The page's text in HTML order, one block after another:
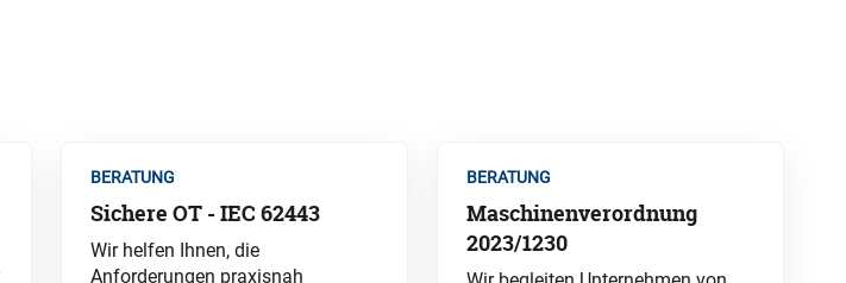
BERATUNG
Sichere OT - IEC 62443
Wir helfen Ihnen, die
Anforderungen praxisnah
BERATUNG
Maschinenverordnung
2023/1230